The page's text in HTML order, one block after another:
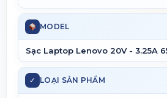
MODEL
Sạc Laptop Lenovo 20V - 3.25A
✓ LOẠI SẢN PHẨM